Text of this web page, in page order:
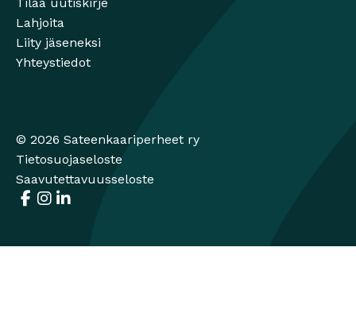
Tilaa uutiskirje
Lahjoita
Liity jäseneksi
Yhteystiedot
© 2026 Sateenkaariperheet ry
Tietosuojaseloste
Saavutettavuusseloste
Facebook
Avautuu uuteen ikkunaan
Instagram
Avautuu uuteen ikkunaan
LinkedIn
Avautuu uuteen ikkunaan